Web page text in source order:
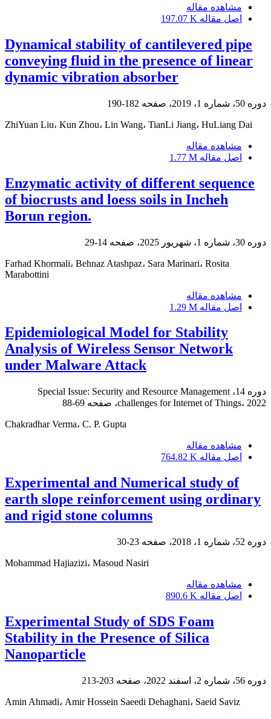
مشاهده مقاله
اصل مقاله 197.07 K
Dynamical stability of cantilevered pipe
conveying fluid in the presence of linear
dynamic vibration absorber
دوره 50، شماره 1، 2019، صفحه 182-190
ZhiYuan Liu، Kun Zhou، Lin Wang، TianLi Jiang، HuLiang Dai
مشاهده مقاله
اصل مقاله 1.77 M
Enzymatic activity of different sequence
of biocrusts and loess soils in Incheh
Borun region.
دوره 30، شماره 1، شهریور 2025، صفحه 14-29
Farhad Khormali، Behnaz Atashpaz، Sara Marinari، Rosita
Marabottini
مشاهده مقاله
اصل مقاله 1.29 M
Epidemiological Model for Stability
Analysis of Wireless Sensor Network
under Malware Attack
دوره 14، Special Issue: Security and Resource Management
challenges for Internet of Things، 2022، صفحه
69-88
Chakradhar Verma، C. P. Gupta
مشاهده مقاله
اصل مقاله 764.82 K
Experimental and Numerical study of
earth slope reinforcement using ordinary
and rigid stone columns
دوره 52، شماره 1، 2018، صفحه 23-30
Mohammad Hajiazizi، Masoud Nasiri
مشاهده مقاله
اصل مقاله 890.6 K
Experimental Study of SDS Foam
Stability in the Presence of Silica
Nanoparticle
دوره 56، شماره 2، اسفند 2022، صفحه 203-213
Amin Ahmadi، Amir Hossein Saeedi Dehaghani، Saeid Saviz